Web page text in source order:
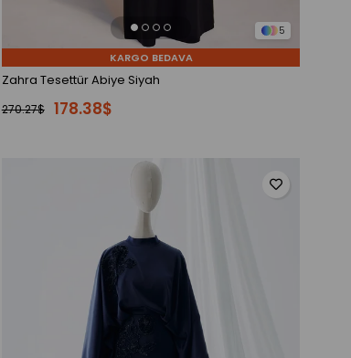
5
KARGO BEDAVA
Zahra Tesettür Abiye Siyah
178.38$
270.27$